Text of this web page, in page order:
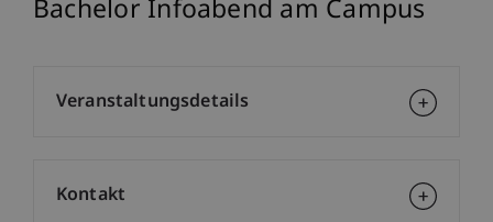
Bachelor Infoabend am Campus
Veranstaltungsdetails
Kontakt